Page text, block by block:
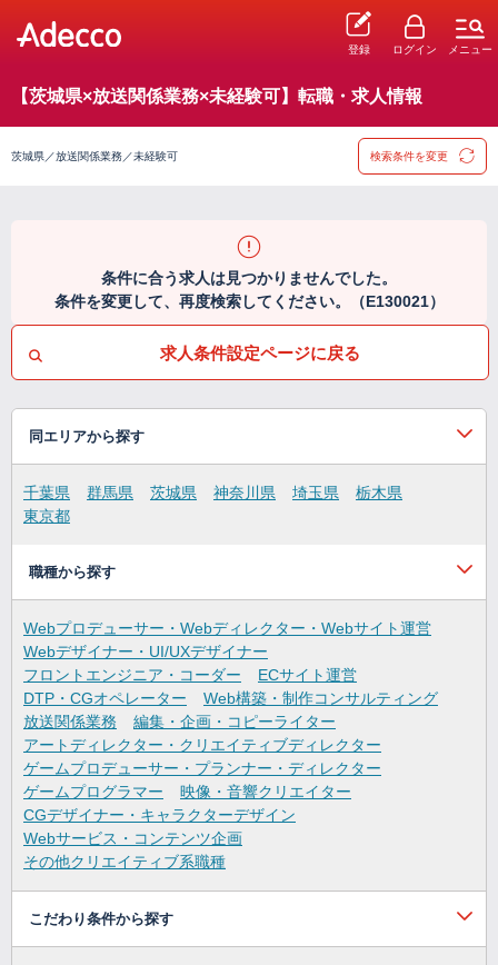
登録 ログイン メニュー
【茨城県×放送関係業務×未経験可】転職・求人情報
茨城県／放送関係業務／未経験可 検索条件を変更
条件に合う求人は見つかりませんでした。
条件を変更して、再度検索してください。（E130021）
求人条件設定ページに戻る
同エリアから探す
千葉県 群馬県 茨城県 神奈川県 埼玉県
栃木県
東京都
職種から探す
Webプロデューサー・Webディレクター・Webサイト運営
Webデザイナー・UI/UXデザイナー
フロントエンジニア・コーダー
ECサイト運営
DTP・CGオペレーター
Web構築・制作コンサルティング
放送関係業務
編集・企画・コピーライター
アートディレクター・クリエイティブディレクター
ゲームプロデューサー・プランナー・ディレクター
ゲームプログラマー
映像・音響クリエイター
CGデザイナー・キャラクターデザイン
Webサービス・コンテンツ企画
その他クリエイティブ系職種
こだわり条件から探す